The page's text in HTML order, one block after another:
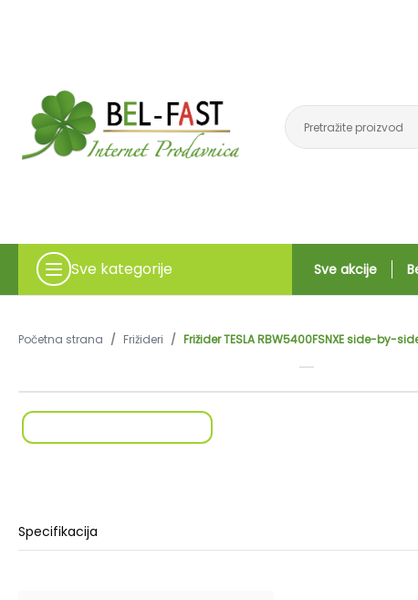
Sve kategorije Sve akcije
Početna strana / Frižideri / Frižider TESLA RBW5400FSNXE side-by-
Specifikacija